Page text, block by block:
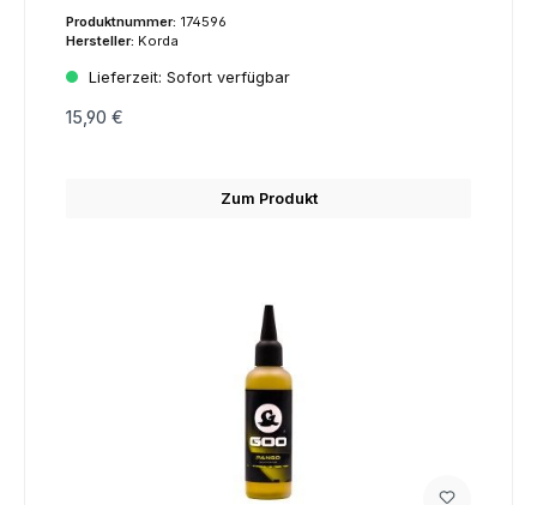
Produktnummer: 174596
Hersteller: Korda
Lieferzeit: Sofort verfügbar
15,90 €
Zum Produkt